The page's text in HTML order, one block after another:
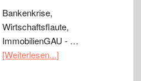
Bankenkrise,
Wirtschaftsflaute,
ImmobilienGAU - …
[Weiterlesen...]